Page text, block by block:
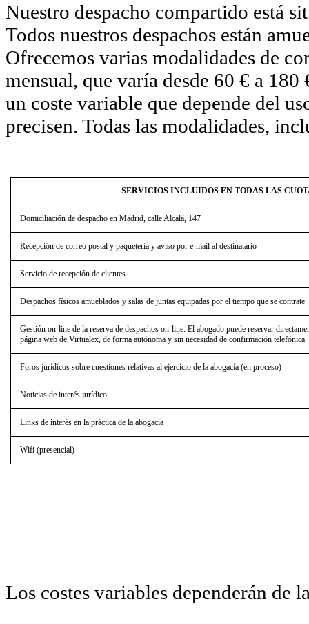
Nuestro despacho compartido está
Todos nuestros despachos están
Ofrecemos varias modalidades de
mensual, que varía desde 60 € a
un coste variable que depende del
precisen. Todas las modalidades,
SERVICIOS INCLUIDOS EN TODAS LAS
Domiciliación de despacho en Madrid, calle Alcalá, 147
Recepción de correo postal y paquetería y aviso por e-mail al destinatario
Servicio de recepción de clientes
Despachos físicos amueblados y salas de juntas equipadas por el tiempo que se contrate
Gestión on-line de la reserva de despachos on-line. El abogado puede reservar
página web de Virtualex, de forma autónoma y sin necesidad de confirmación telefónica
Foros jurídicos sobre cuestiones relativas al ejercicio de la abogacía (en proceso)
Noticias de interés jurídico
Links de interés en la práctica de la abogacía
Wifi (presencial)
Los costes variables dependerán de